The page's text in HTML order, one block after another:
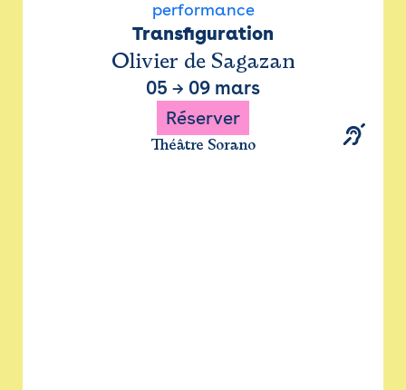
performance
Transfiguration
Olivier de Sagazan
05 → 09 mars
Réserver
Théâtre Sorano